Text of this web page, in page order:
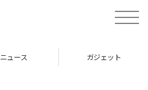
toggle
ニュース ガジェット